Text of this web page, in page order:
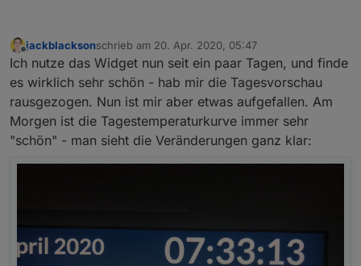
Offline
jackblacksonschrieb am 20. Apr. 2020, 05:47
zuletzt editiert von
Ich nutze das Widget nun seit ein paar Tagen, und finde
es wirklich sehr schön - hab mir die Tagesvorschau
rausgezogen. Nun ist mir aber etwas aufgefallen. Am
Morgen ist die Tagestemperaturkurve immer sehr
"schön" - man sieht die Veränderungen ganz klar: